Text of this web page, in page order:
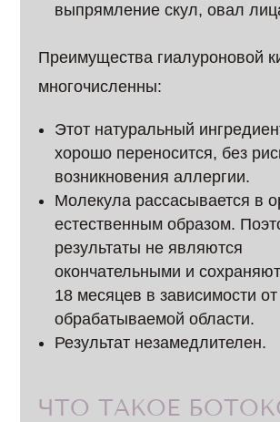
выпрямление скул, овал
Преимущества гиалуроновой
многочисленны:
Этот натуральный
хорошо переносится, без
возникновения аллергии.
Молекула рассасывается в
естественным образом.
результаты не являются
окончательными и
18 месяцев в зависимости от
обрабатываемой области.
Результат незамедлителен.
ЧТО ТАКОЕ